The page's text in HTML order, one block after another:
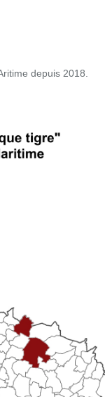
depuis 2018.